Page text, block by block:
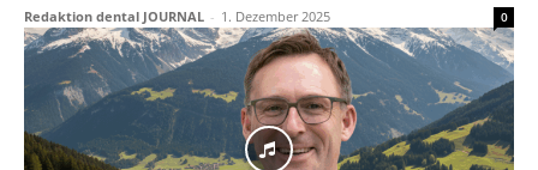
Redaktion dental JOURNAL - 1. Dezember 2025 0